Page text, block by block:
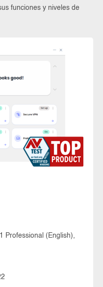
funciones y niveles de
Professional (English),